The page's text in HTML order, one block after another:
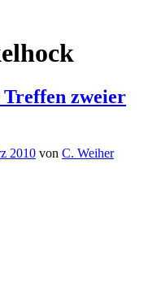
Treffen zweier
2010 von C. Weiher